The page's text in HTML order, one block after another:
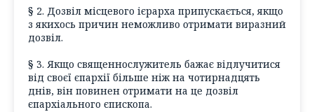
§ 2. Дозвіл місцевого ієрарха припускається, якщо
з якихось причин неможливо отримати виразний
дозвіл.
§ 3. Якщо священнослужитель бажає відлучитися
від своєї єпархії більше ніж на чотирнадцять
днів, він повинен отримати на це дозвіл
єпархіального єпископа.